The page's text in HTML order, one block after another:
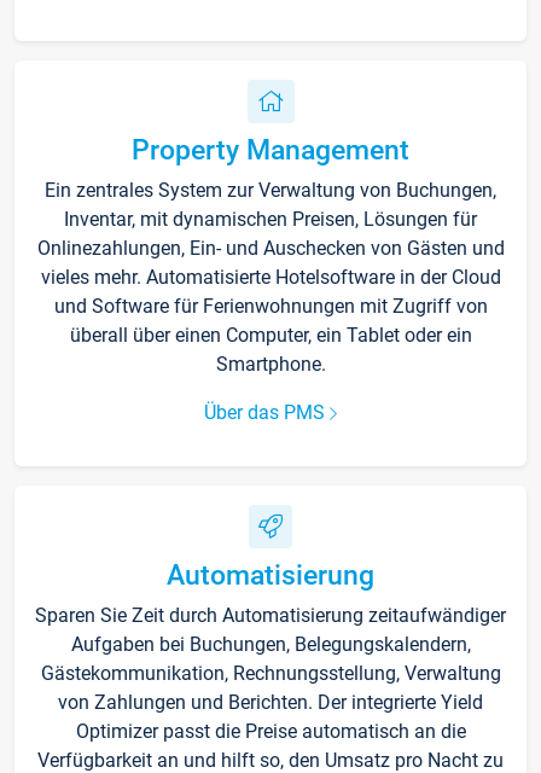
Property Management
Ein zentrales System zur Verwaltung von Buchungen,
Inventar, mit dynamischen Preisen, Lösungen für
Onlinezahlungen, Ein- und Auschecken von Gästen und
vieles mehr. Automatisierte Hotelsoftware in der Cloud
und Software für Ferienwohnungen mit Zugriff von
überall über einen Computer, ein Tablet oder ein
Smartphone.
Über das PMS
Automatisierung
Sparen Sie Zeit durch Automatisierung zeitaufwändiger
Aufgaben bei Buchungen, Belegungskalendern,
Gästekommunikation, Rechnungsstellung, Verwaltung
von Zahlungen und Berichten. Der integrierte Yield
Optimizer passt die Preise automatisch an die
Verfügbarkeit an und hilft so, den Umsatz pro Nacht zu